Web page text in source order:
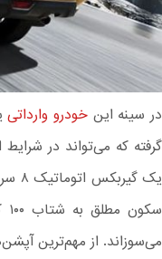
در سینه این خودرو وارداتی
می‌سوزاند. از مهم‌ترین